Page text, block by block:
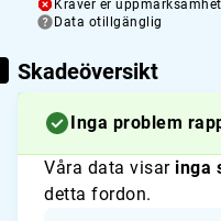
Kräver er uppmärksamhet
Data otillgänglig
Skadeöversikt
Inga problem
Våra data visar inga
detta fordon.